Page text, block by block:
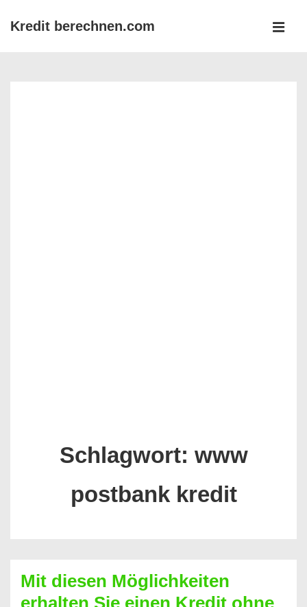
ZumKredit berechnen.com
Schlagwort: www
postbank kredit
Mit diesen Möglichkeiten
erhalten Sie einen Kredit ohne